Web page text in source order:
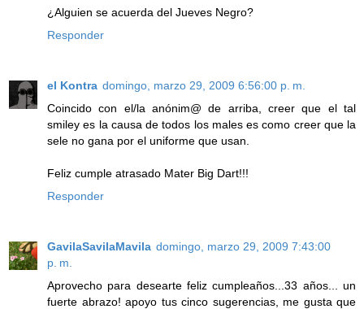
¿Alguien se acuerda del Jueves Negro?
Responder
el Kontra domingo, marzo 29, 2009 6:56:00 p. m.
Coincido con el/la anónim@ de arriba, creer que el tal
smiley es la causa de todos los males es como creer que la
sele no gana por el uniforme que usan.
Feliz cumple atrasado Mater Big Dart!!!
Responder
GavilaSavilaMavila domingo, marzo 29, 2009 7:43:00
p. m.
Aprovecho para desearte feliz cumpleaños...33 años... un
fuerte abrazo! apoyo tus cinco sugerencias, me gusta que